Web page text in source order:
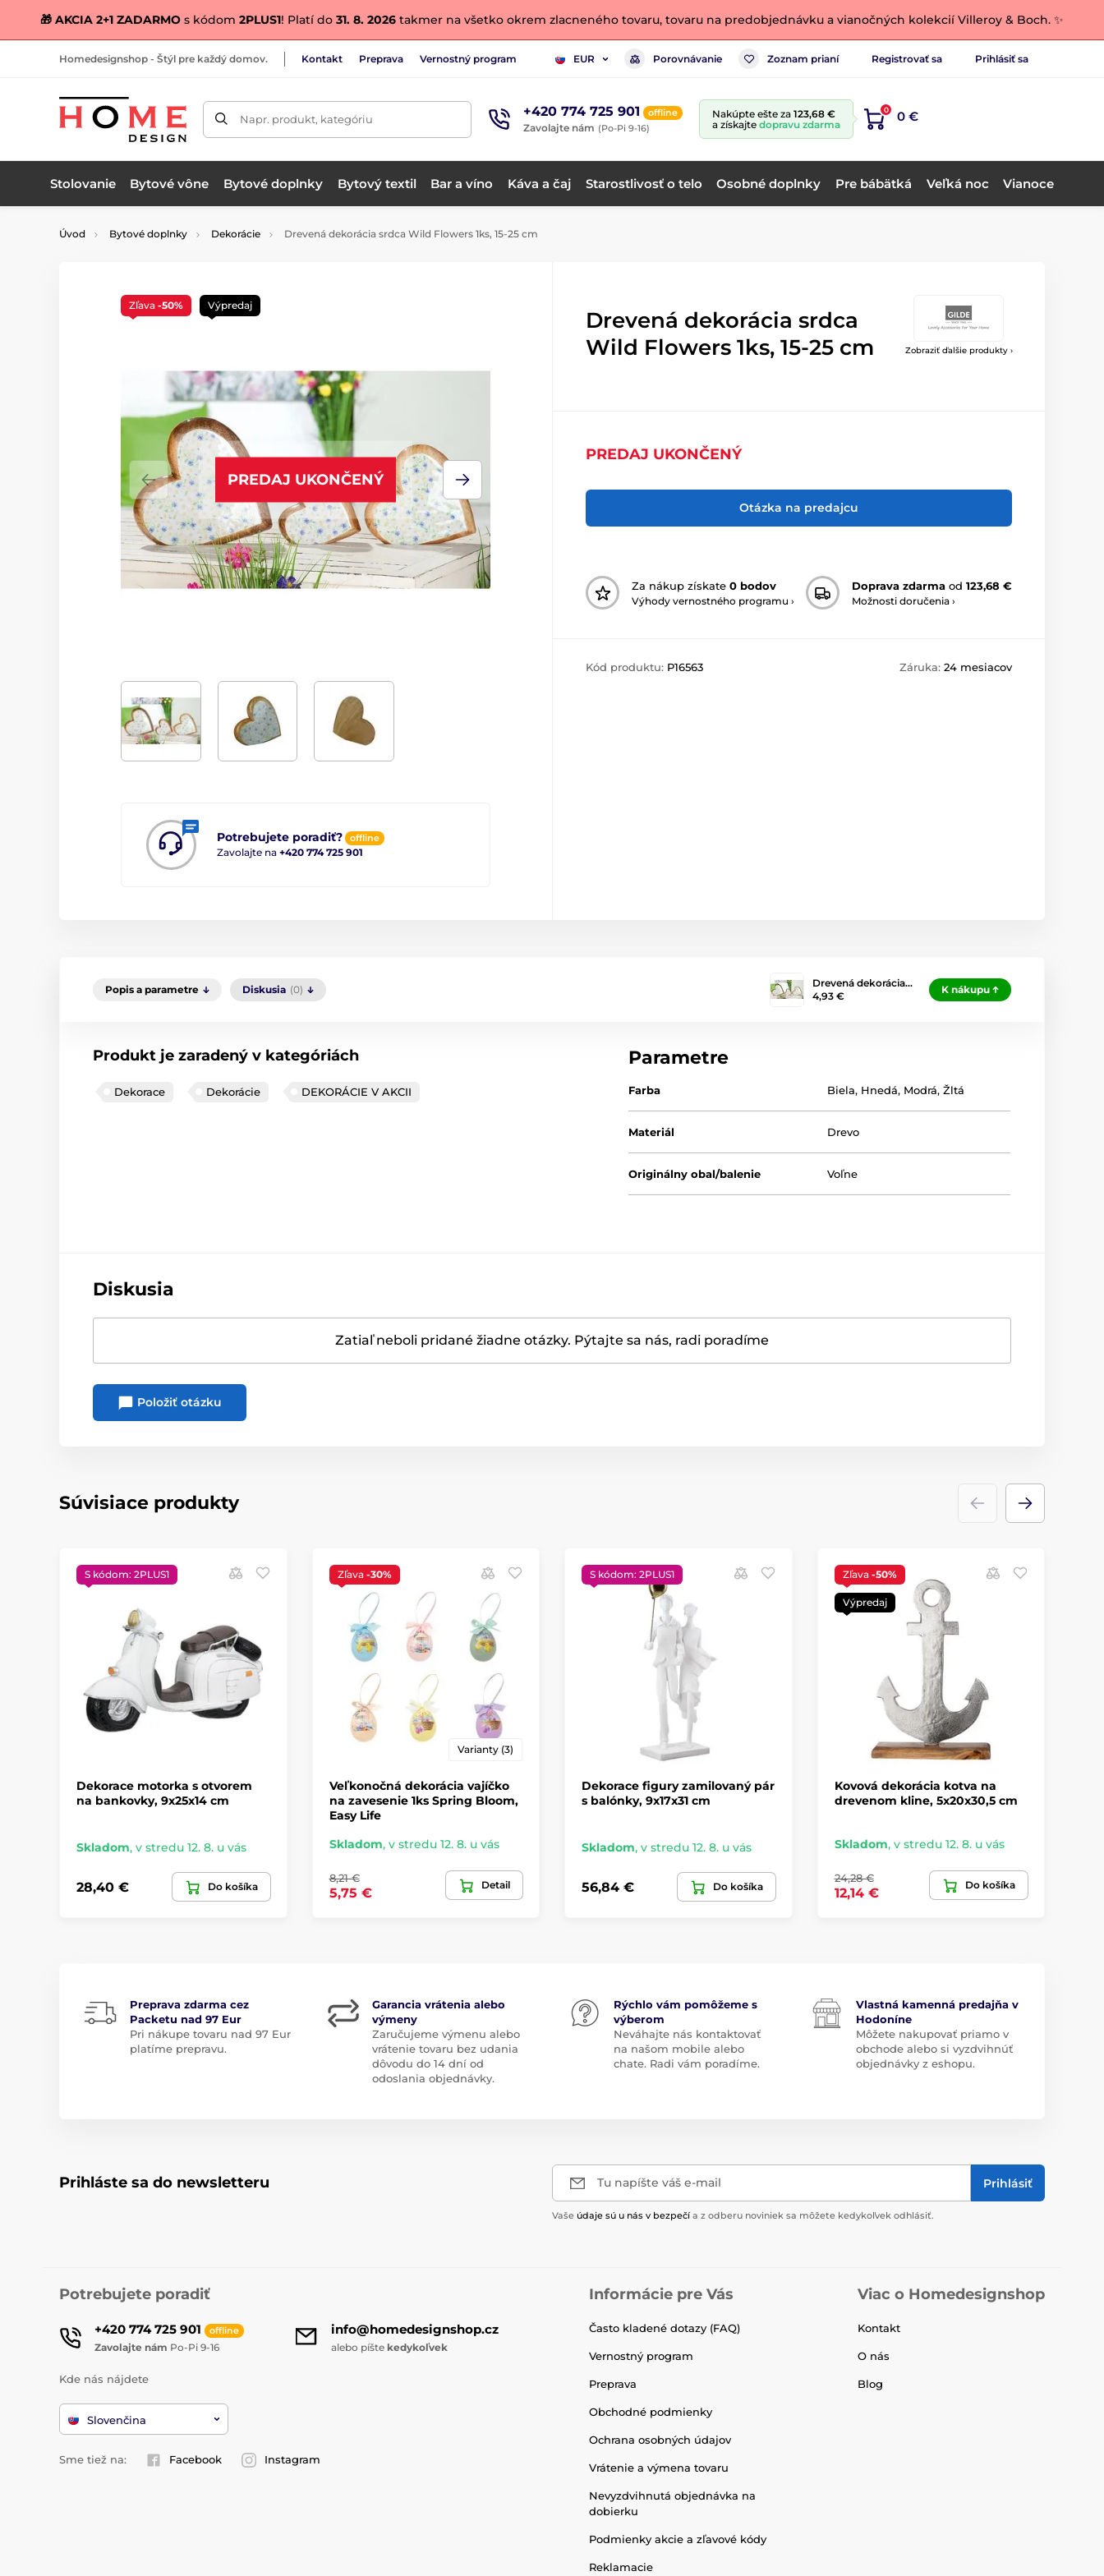
🎁 AKCIA 2+1 ZADARMO s kódom 2PLUS1! Platí do 31. 8. 2026 takmer na všetko okrem zlacneného tovaru, tovaru na predobjednávku a vianočných kolekcií Villeroy & Boch. ✨
Homedesignshop - Štýl pre každý domov. Kontakt Preprava Vernostný program EUR Porovnávanie Zoznam prianí Registrovať sa Prihlásiť sa
Napr. produkt, kategóriu +420 774 725 901 offline
Zavolajte nám (Po-Pi 9-16)
Nakúpte ešte za 123,68 €
a získajte dopravu zdarma
0 0 €
Stolovanie Bytové vône Bytové doplnky Bytový textil Bar a víno Káva a čaj Starostlivosť o telo Osobné doplnky Pre bábätká Veľká noc Vianoce
Úvod Bytové doplnky Dekorácie Drevená dekorácia srdca Wild Flowers 1ks, 15-25 cm
Zobraziť ďalšie produkty ›
PREDAJ UKONČENÝ
Potrebujete poradiť? offline
Zavolajte na +420 774 725 901
Zľava -50% Výpredaj
Drevená dekorácia srdca
Wild Flowers 1ks, 15-25 cm
PREDAJ UKONČENÝ
Otázka na predajcu
Za nákup získate 0 bodov
Výhody vernostného programu ›
Doprava zdarma od 123,68 €
Možnosti doručenia ›
Kód produktu: P16563 Záruka: 24 mesiacov
Popis a parametre Diskusia (0)
Drevená dekorácia…
4,93 €
K nákupu
Produkt je zaradený v kategóriách
Dekorace Dekorácie DEKORÁCIE V AKCII
Parametre
Farba Biela, Hnedá, Modrá,Žltá
Materiál Drevo
Originálny obal/balenie Voľne
Diskusia
Zatiaľ neboli pridané žiadne otázky. Pýtajte sa nás, radi poradíme
Položiť otázku
Súvisiace produkty
S kódom: 2PLUS1
Dekorace motorka s otvorem
na bankovky, 9x25x14 cm
Skladom, v stredu 12. 8. u vás
28,40 € Do košíka
Zľava -30%
Varianty (3)
Veľkonočná dekorácia vajíčko
na zavesenie 1ks Spring Bloom,
Easy Life
Skladom, v stredu 12. 8. u vás
8,21 €
5,75 €
Detail
S kódom: 2PLUS1
Dekorace figury zamilovaný pár
s balónky, 9x17x31 cm
Skladom, v stredu 12. 8. u vás
56,84 € Do košíka
Zľava -50%
Výpredaj
Kovová dekorácia kotva na
drevenom kline, 5x20x30,5 cm
Skladom, v stredu 12. 8. u vás
24,28 €
12,14 €
Do košíka
Preprava zdarma cez
Packetu nad 97 Eur
Pri nákupe tovaru nad 97 Eur
platíme prepravu.
Garancia vrátenia alebo
výmeny
Zaručujeme výmenu alebo
vrátenie tovaru bez udania
dôvodu do 14 dní od
odoslania objednávky.
Rýchlo vám pomôžeme s
výberom
Neváhajte nás kontaktovať
na našom mobile alebo
chate. Radi vám poradíme.
Vlastná kamenná predajňa v
Hodoníne
Môžete nakupovať priamo v
obchode alebo si vyzdvihnúť
objednávky z eshopu.
Prihláste sa do newsletteru Tu napíšte váš e-mail Prihlásiť
Vaše údaje sú u nás v bezpečí a z odberu noviniek sa môžete kedykoľvek odhlásiť.
Potrebujete poradiť
+420 774 725 901 offline
Zavolajte nám Po-Pi 9-16
info@homedesignshop.cz
alebo píšte kedykoľvek
Kde nás nájdete
Slovenčina
Sme tiež na: Facebook Instagram
Informácie pre Vás
Často kladené dotazy (FAQ)
Vernostný program
Preprava
Obchodné podmienky
Ochrana osobných údajov
Vrátenie a výmena tovaru
Nevyzdvihnutá objednávka na
dobierku
Podmienky akcie a zľavové kódy
Reklamacie
Viac o Homedesignshop
Kontakt
O nás
Blog